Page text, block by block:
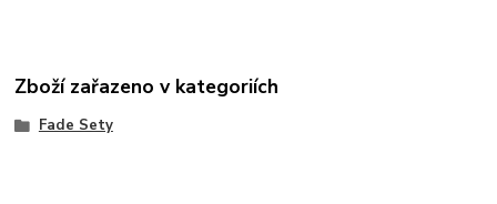
Zboží zařazeno v kategoriích
Fade Sety